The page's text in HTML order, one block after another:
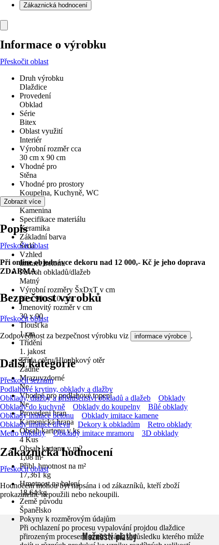
Zákaznická hodnocení
Informace o výrobku
Přeskočit oblast
Druh výrobku
Dlaždice
Provedení
Obklad
Série
Bitex
Oblast využití
Interiér
Výrobní rozměr cca
30 cm x 90 cm
Vhodné pro
Stěna
Vhodné pro prostory
Koupelna, Kuchyně, WC
Materiál
Kamenina
Specifikace materiálu
Keramika
Základní barva
Šedá
Vzhled
Imitace betonu
Povrch obkladů/dlažeb
Matný
Výrobní rozměry ŠxDxT v cm
30 x 90 x 1.0 cm
Jmenovitý rozměr v cm
30 x 90
Tloušťka
1 cm
Třídění
1. jakost
Třída otěru/Hloubkový otěr
Žádné
Mrazuvzdorné
Ne
Vhodné pro podlahové topení
Ne
Provedení hran
Kamenická hrana
Obsah kartonu v ks
4 Kus
Obsah kartonu v m2
1,08 m²
Přibl. hmotnost na m²
17,361 kg
Hmotnost na balení
18,64 kg
Země původu
Španělsko
Pokyny k rozměrovým údajům
Při ochlazení po procesu vypalování projdou dlaždice
přirozeným procesem smršťování, v důsledku kterého může
Zobrazit více
Popis
Přeskočit oblast
Při online objednávce dekoru nad 12 000,- Kč je jeho doprava
ZDARMA.
Bezpečnost výrobků
Přeskočit oblast
Zodpovědnost za bezpečnost výrobku viz informace výrobce .
Další kategorie
Přeskočit seznam
Podlahové krytiny, obklady a dlažby
Obklady, dlažby a příslušenství obkladů a dlažeb
Obklady
Obklady do kuchyně
Obklady do koupelny
Bílé obklady
Obklady imitace betonu
Obklady imitace kamene
Obklady imitace dřeva
Dekory k obkladům
Retro obklady
Metro obklady
Obklady imitace mramoru 3D obklady
Zákaznická hodnocení
Přeskočit oblast
Hodnocení mohou být napsána i od zákazníků, kteří zboží
prokazatelně nepoužili nebo nekoupili.
Možnosti platby